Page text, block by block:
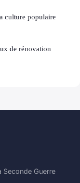
culture populaire
de rénovation
Seconde Guerre